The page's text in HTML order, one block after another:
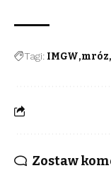
Tagi: IMGW mróz
Zostaw